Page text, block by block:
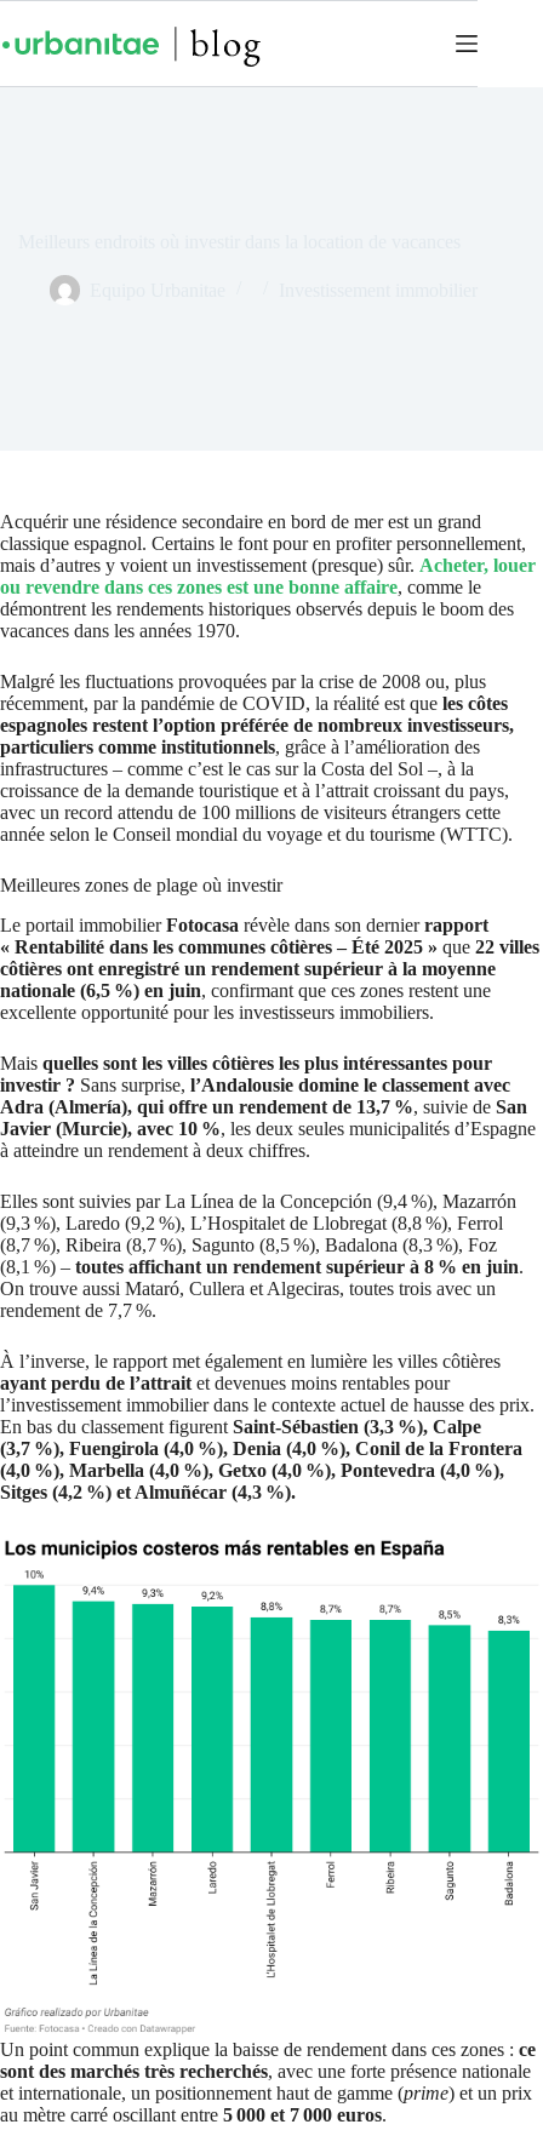
Acquérir une résidence secondaire en bord de mer est un grand
classique espagnol. Certains le font pour en profiter personnellement,
mais d’autres y voient un investissement (presque) sûr. Acheter, louer
ou revendre dans ces zones est une bonne affaire, comme le
démontrent les rendements historiques observés depuis le boom des
vacances dans les années 1970.
Malgré les fluctuations provoquées par la crise de 2008 ou, plus
récemment, par la pandémie de COVID, la réalité est que les côtes
espagnoles restent l’option préférée de nombreux investisseurs,
particuliers comme institutionnels, grâce à l’amélioration des
infrastructures – comme c’est le cas sur la Costa del Sol –, à la
croissance de la demande touristique et à l’attrait croissant du pays,
avec un record attendu de 100 millions de visiteurs étrangers cette
année selon le Conseil mondial du voyage et du tourisme (WTTC).
Meilleures zones de plage où investir
Le portail immobilierFotocasa révèle dans son dernierrapport
« Rentabilité dans les communes côtières – Été 2025 » que 22 villes
côtières ont enregistré un rendement supérieur à la moyenne
nationale (6,5 %) en juin, confirmant que ces zones restent une
excellente opportunité pour les investisseurs immobiliers.
Mais quelles sont les villes côtières les plus intéressantes pour
investir ? Sans surprise, l’Andalousie domine le classement avec
Adra (Almería), qui offre un rendement de 13,7 %, suivie de San
Javier (Murcie), avec 10 %, les deux seules municipalités d’Espagne
à atteindre un rendement à deux chiffres.
Elles sont suivies par La Línea de la Concepción (9,4 %), Mazarrón
(9,3 %), Laredo (9,2 %), L’Hospitalet de Llobregat (8,8 %), Ferrol
(8,7 %), Ribeira (8,7 %), Sagunto (8,5 %), Badalona (8,3 %), Foz
(8,1 %) – toutes affichant un rendement supérieur à 8 % en juin.
On trouve aussi Mataró, Cullera et Algeciras, toutes trois avec un
rendement de 7,7 %.
À l’inverse, le rapport met également en lumière les villes côtières
ayant perdu de l’attrait et devenues moins rentables pour
l’investissement immobilier dans le contexte actuel de hausse des prix.
En bas du classement figurent Saint-Sébastien (3,3 %), Calpe
(3,7 %), Fuengirola (4,0 %), Denia (4,0 %), Conil de la Frontera
(4,0 %), Marbella (4,0 %), Getxo (4,0 %), Pontevedra (4,0 %),
Sitges (4,2 %) et Almuñécar (4,3 %).
Un point commun explique la baisse de rendement dans ces zones : ce
sont des marchés très recherchés, avec une forte présence nationale
et internationale, un positionnement haut de gamme (prime) et un prix
au mètre carré oscillant entre 5 000 et 7 000 euros.